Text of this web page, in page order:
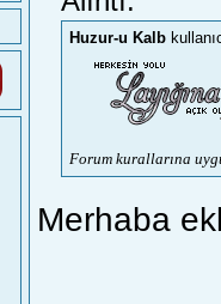
Huzur-u Kalb
Forum kurallarına
Merhaba